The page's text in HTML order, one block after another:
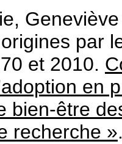
par
et 2010.
en
bien-être
recherche »